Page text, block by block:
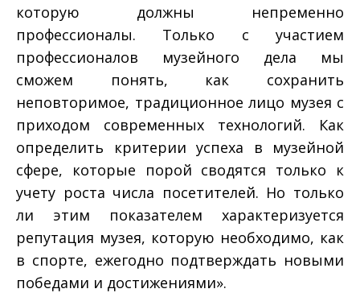
которую должны непременно
профессионалы. Только с участием
профессионалов музейного дела мы
сможем понять, как сохранить
неповторимое, традиционное лицо музея с
приходом современных технологий. Как
определить критерии успеха в музейной
сфере, которые порой сводятся только к
учету роста числа посетителей. Но только
ли этим показателем характеризуется
репутация музея, которую необходимо, как
в спорте, ежегодно подтверждать новыми
победами и достижениями».